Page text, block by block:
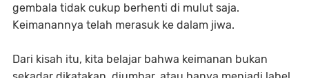
gembala tidak cukup berhenti di mulut saja.
Keimanannya telah merasuk ke dalam jiwa.
Dari kisah itu, kita belajar bahwa keimanan bukan